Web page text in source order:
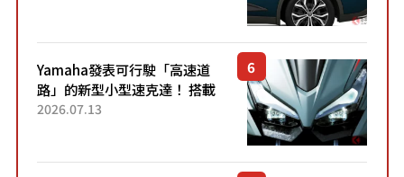
Yamaha發表可行駛「高速道
路」的新型小型速克達！ 搭載
能享受超強勁「渦輪感」的動
2026.07.13